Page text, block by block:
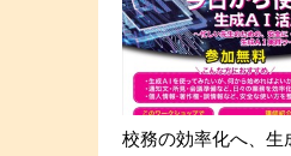
校務の効率化へ、生